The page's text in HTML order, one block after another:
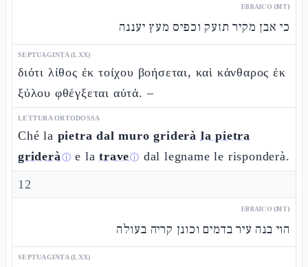
EBRAICO (MT)
כי אבן מקיר תזעק וכפיס מעץ יעננה
SEPTUAGINTA (LXX)
διότι λίθος ἐκ τοίχου βοήσεται, καὶ κάνθαρος ἐκ
ξύλου φθέγξεται αὐτά. –
LETTURA ORTODOSSA
Ché la pietra dal muro griderà la pietra
grideràⓘ e latraveⓘ dal legname le risponderà.
12
EBRAICO (MT)
הוי בנה עיר בדמים וכונן קריה בעולה
SEPTUAGINTA (LXX)